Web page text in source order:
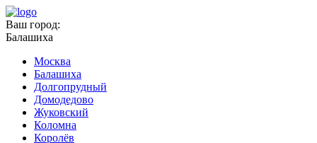
Ваш город:
Балашиха
Москва
Балашиха
Долгопрудный
Домодедово
Жуковский
Коломна
Королёв